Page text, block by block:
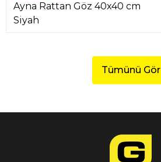
Ayna Rattan Göz 40x40 cm
Siyah
Tümünü Gör